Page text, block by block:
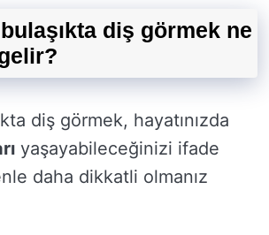
diş görmek ne
diş görmek, hayatınızda
yaşayabileceğinizi ifade
daha dikkatli olmanız